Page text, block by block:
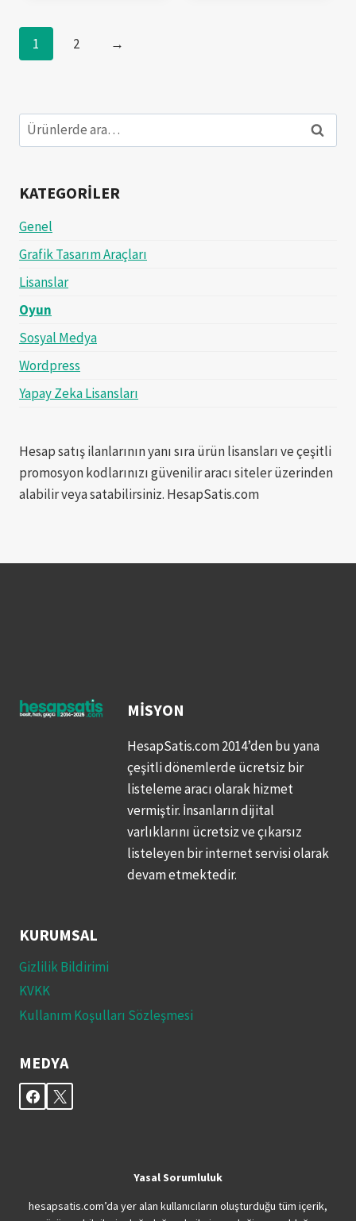
1 2 →
Ara: Ara
KATEGORILER
Genel
Grafik Tasarım Araçları
Lisanslar
Oyun
Sosyal Medya
Wordpress
Yapay Zeka Lisansları
Hesap satış ilanlarının yanı sıra ürün lisansları ve çeşitli
promosyon kodlarınızı güvenilir aracı siteler üzerinden
alabilir veya satabilirsiniz. HesapSatis.com
MISYON
HesapSatis.com 2014’den bu yana
çeşitli dönemlerde ücretsiz bir
listeleme aracı olarak hizmet
vermiştir. İnsanların dijital
varlıklarını ücretsiz ve çıkarsız
listeleyen bir internet servisi olarak
devam etmektedir.
KURUMSAL
Gizlilik Bildirimi
KVKK
Kullanım Koşulları Sözleşmesi
MEDYA
Yasal Sorumluluk
hesapsatis.com’da yer alan kullanıcıların oluşturduğu tüm içerik,